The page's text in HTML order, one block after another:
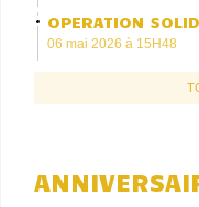
OPERATION
06 mai 2026 à 15H48